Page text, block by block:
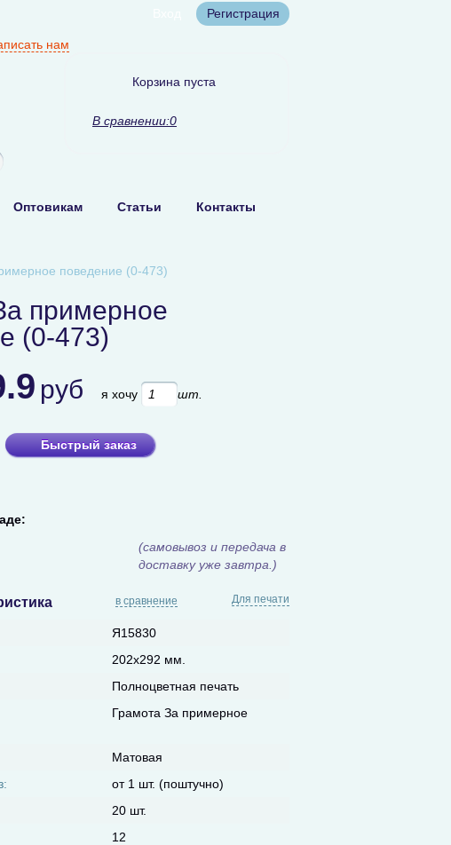
Регистрация
нам
Корзина пуста
В сравнении:0
Оптовикам Статьи Контакты
поведение (0-473)
примерное
(0-473)
руб я хочу шт.
Быстрый заказ
(самовывоз и передача в
доставку уже завтра.)
Для печати
в сравнение
Я15830
202х292 мм.
Полноцветная печать
Грамота За примерное
Матовая
от 1 шт. (поштучно)
20 шт.
12